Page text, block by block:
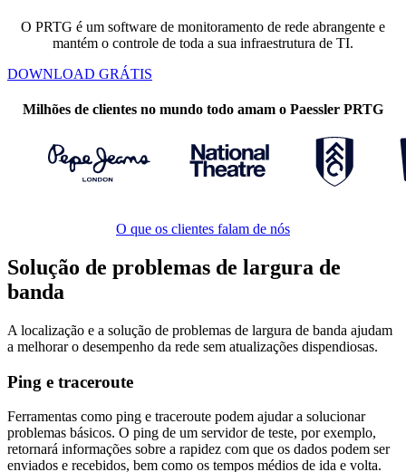
O PRTG é um software de monitoramento de rede abrangente e
mantém o controle de toda a sua infraestrutura de TI.
DOWNLOAD GRÁTIS
Milhões de clientes no mundo todo amam o Paessler PRTG
O que os clientes falam de nós
Solução de problemas de largura de
banda
A localização e a solução de problemas de largura de banda ajudam
a melhorar o desempenho da rede sem atualizações dispendiosas.
Ping e traceroute
Ferramentas como ping e traceroute podem ajudar a solucionar
problemas básicos. O ping de um servidor de teste, por exemplo,
retornará informações sobre a rapidez com que os dados podem ser
enviados e recebidos, bem como os tempos médios de ida e volta.